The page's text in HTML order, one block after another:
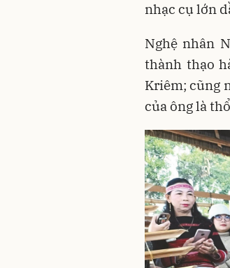
nhạc cụ lớn
Nghệ nhân
thành thạo
Kriêm; cũng
của ông là